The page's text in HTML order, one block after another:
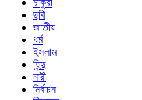
ছবি
জাতীয়
ধর্ম
ইসলাম
হিন্দু
নারী
নির্বাচন